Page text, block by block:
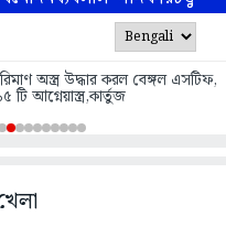
অস্ত্র উদ্ধার করল বেঙ্গল এসটিফ,
টি আগ্নেয়াস্ত্র,কার্তুজ